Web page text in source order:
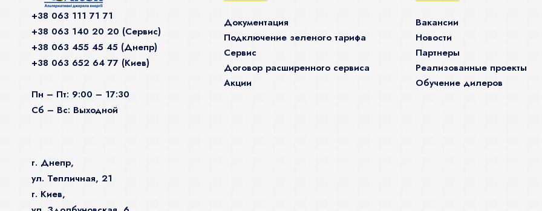
+38 063 111 71 71
+38 063 140 20 20 (Сервис)
+38 063 455 45 45 (Днепр)
+38 063 652 64 77 (Киев)
Пн – Пт: 9:00 – 17:30
Сб – Вс: Выходной
г. Днепр,
ул. Тепличная, 21
г. Киев,
Документация
Подключение зеленого тарифа
Сервис
Договор расширенного сервиса
Акции
Вакансии
Новости
Партнеры
Реализованные проекты
Обучение дилеров